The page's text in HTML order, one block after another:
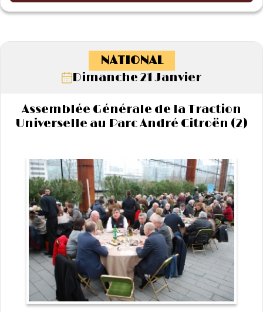
NATIONAL
Dimanche 21 Janvier
Assemblée Générale de la Traction
Universelle au Parc André Citroën (2)